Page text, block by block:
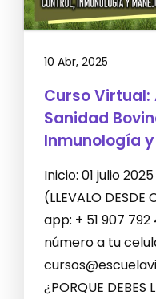
10 Abr, 2025
Curso
Sanidad
Inmunología
Inicio: 01 julio
(LLEVALO DESDE
app: + 51 907
número a tu
¿PORQUE DEBES